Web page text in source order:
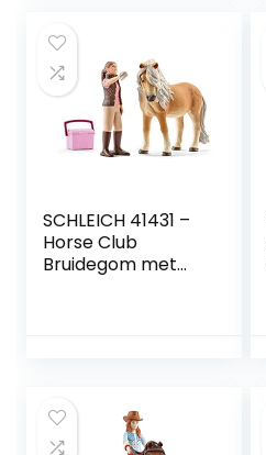
jaar – 17
Onderdelen
SCHLEICH 41431 –
Horse Club
Bruidegom met